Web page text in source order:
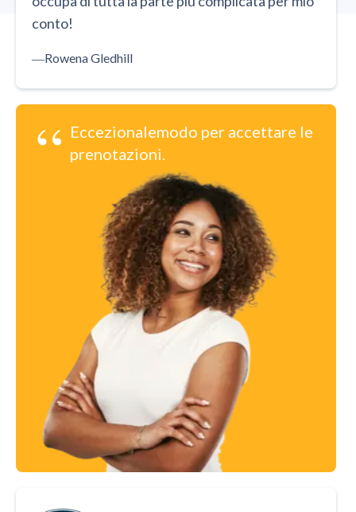
conto!
―Rowena Gledhill
“ Eccezionalemodo per accettare le
prenotazioni.